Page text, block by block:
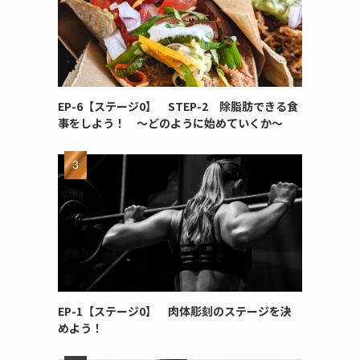
EP-6【ステージ0】 STEP-2 除脂肪できる食
事をしよう！ ～どのように始めていくか～
EP-1【ステージ0】 肉体彫刻のステージを決
めよう！